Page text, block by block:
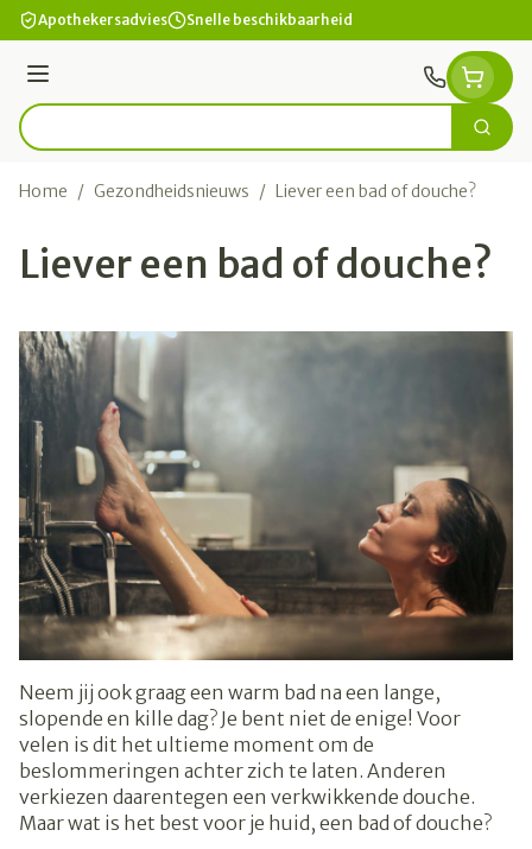
Ga naar de inhoud
Apothekersadvies Snelle beschikbaarheid
Menu
Product, merk, categorie... Zoek
Home / Gezondheidsnieuws / Liever een bad of douche?
Liever een bad of douche?
Neem jij ook graag een warm bad na een lange,
slopende en kille dag? Je bent niet de enige! Voor
velen is dit het ultieme moment om de
beslommeringen achter zich te laten. Anderen
verkiezen daarentegen een verkwikkende douche.
Maar wat is het best voor je huid, een bad of douche?